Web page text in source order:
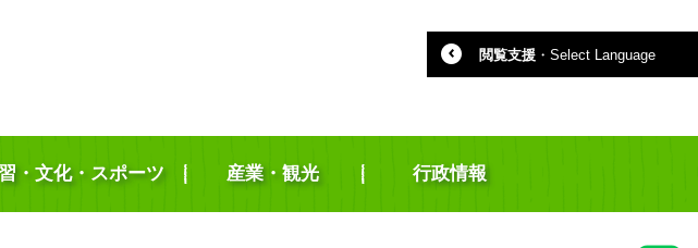
閲覧支援 ・ Select Language
・文化・スポーツ 産業・観光 行政情報